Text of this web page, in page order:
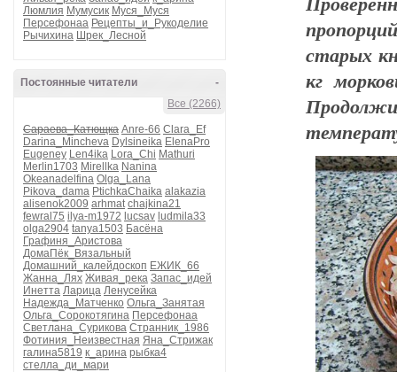
Люмлия Мумусик Муся_Муся
Персефонаа Рецепты_и_Рукоделие
Рычихина Шрек_Лесной
-
Постоянные читатели
Все (2266)
Сараева_Катющка Anre-66 Clara_Ef
Darina_Mincheva Dylsineika ElenaPro
Eugeney Len4ika Lora_Chi Mathuri
Merlin1703 Mirellka Nanina
Okeanadelfina Olga_Lana
Pikova_dama PtichkaChaika alakazia
alisenok2009 arhmat chajkina21
fewral75 ilya-m1972 lucsav ludmila33
olga2904 tanya1503 Басёна
Графиня_Аристова
ДомаПёк_Вязальный
Домашний_калейдоскоп ЕЖИК_66
Жанна_Лях Живая_река Запас_идей
Инетта Ларица Ленусейка
Надежда_Матченко Ольга_Занятая
Ольга_Сорокотягина Персефонаа
Светлана_Сурикова Странник_1986
Фотиния_Неизвестная Яна_Стрижак
галина5819 к_арина рыбка4
стелла_ди_мари
старых
кг